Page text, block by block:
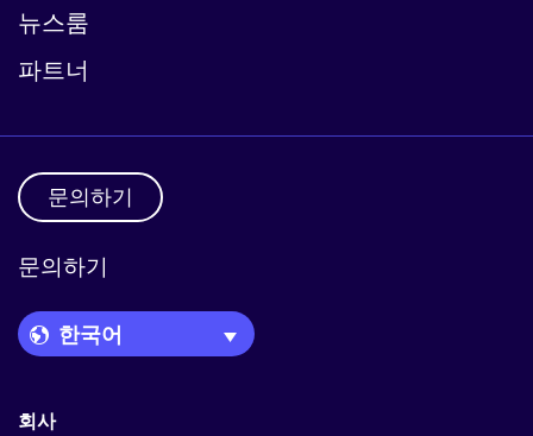
뉴스룸
파트너
문의하기
문의하기
Language Picker
회사